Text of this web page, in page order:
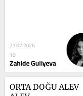
21.07.2026
10
Zahide Guliyeva
ORTA DOĞU ALEV